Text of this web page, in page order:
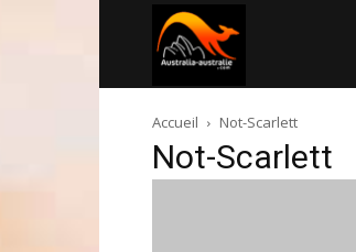
australie.com
Accueil Not-Scarlett
Not-Scarlett